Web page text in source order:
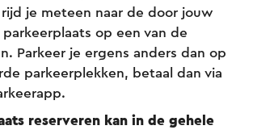
je meteen naar de door jouw
op een van de
Parkeer je ergens anders dan op
parkeerplekken, betaal dan via
reserveren kan in de gehele